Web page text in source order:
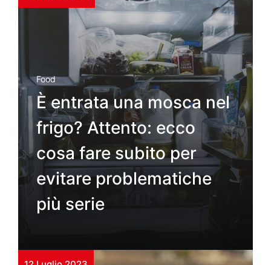
Food
È entrata una mosca nel
frigo? Attento: ecco
cosa fare subito per
evitare problematiche
più serie